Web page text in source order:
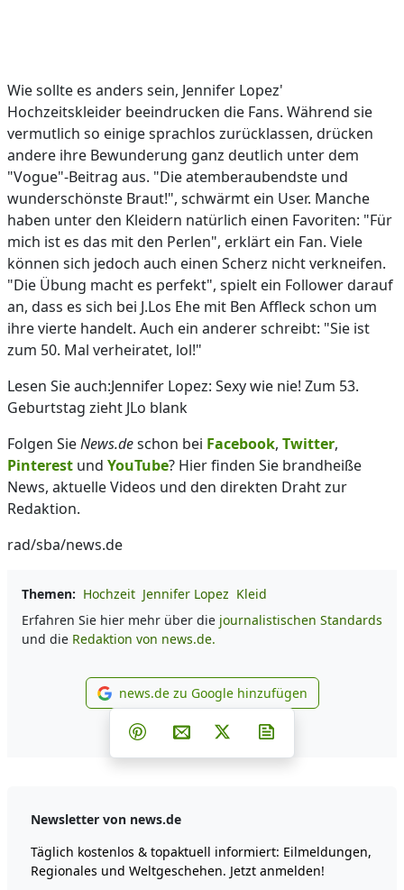
Wie sollte es anders sein, Jennifer Lopez'
Hochzeitskleider beeindrucken die Fans. Während sie
vermutlich so einige sprachlos zurücklassen, drücken
andere ihre Bewunderung ganz deutlich unter dem
"Vogue"-Beitrag aus. "Die atemberaubendste und
wunderschönste Braut!", schwärmt ein User. Manche
haben unter den Kleidern natürlich einen Favoriten: "Für
mich ist es das mit den Perlen", erklärt ein Fan. Viele
können sich jedoch auch einen Scherz nicht verkneifen.
"Die Übung macht es perfekt", spielt ein Follower darauf
an, dass es sich bei J.Los Ehe mit Ben Affleck schon um
ihre vierte handelt. Auch ein anderer schreibt: "Sie ist
zum 50. Mal verheiratet, lol!"
Lesen Sie auch:Jennifer Lopez: Sexy wie nie! Zum 53.
Geburtstag zieht JLo blank
Folgen SieNews.deschon bei Facebook, Twitter,
Pinterest und YouTube? Hier finden Sie brandheiße
News, aktuelle Videos und den direkten Draht zur
Redaktion.
rad/sba/news.de
Themen: Hochzeit Jennifer Lopez Kleid
Erfahren Sie hier mehr über die journalistischen Standards
und die Redaktion von news.de.
news.de zu Google
news.de zu Google hinzufügen
Teilen auf Facebook
Teilen auf Whatsapp
Teilen auf Telegram
Teilen auf Pinterest
Per E-Mail teilen
Post auf X
Newsletter von news.de
Täglich kostenlos & topaktuell informiert: Eilmeldungen,
Regionales und Weltgeschehen. Jetzt anmelden!